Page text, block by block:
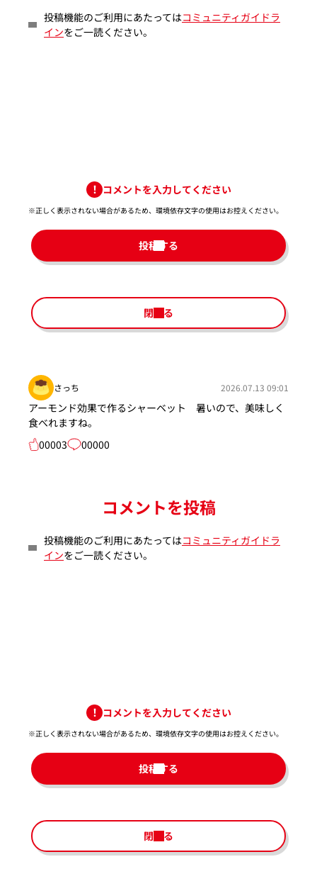
投稿機能のご利用にあたってはコミュニティガイドラ
インをご一読ください。
コメントを入力してください
※正しく表示されない場合があるため、環境依存文字の使用はお控えください。​
投稿する
閉じる
さっち 2026.07.13 09:01
アーモンド効果で作るシャーベット 暑いので、美味しく
食べれますね。
00003
00000
コメントを投稿
投稿機能のご利用にあたってはコミュニティガイドラ
インをご一読ください。
コメントを入力してください
※正しく表示されない場合があるため、環境依存文字の使用はお控えください。​
投稿する
閉じる